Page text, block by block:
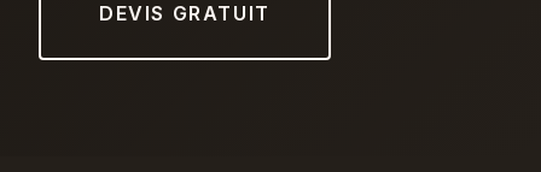
DEVIS GRATUIT